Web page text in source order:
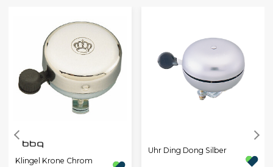
Klingel Krone Chrom
Uhr Ding Dong Silber